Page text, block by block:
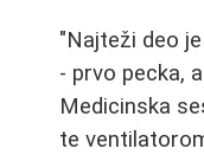
"Najteži deo
- prvo pecka,
Medicinska
te